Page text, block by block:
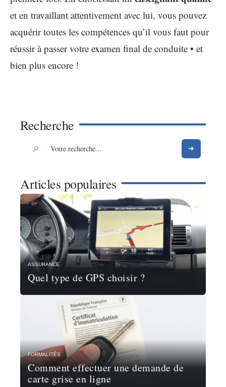
et en travaillant attentivement avec lui, vous pouvez
acquérir toutes les compétences qu’il vous faut pour
réussir à passer votre examen final de conduite • et
bien plus encore !
Recherche
Articles populaires
ASSURANCE
Quel type de GPS choisir ?
FORMALITÉS
Comment effectuer une demande de
carte grise en ligne